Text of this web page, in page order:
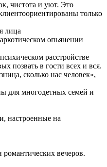
чистота и уют. Это
только
лица
опьянении
расстройстве
позвать в гости всех и вся.
сколько нас человек»,
для многодетных семей и
настроенные на
романтических вечеров.